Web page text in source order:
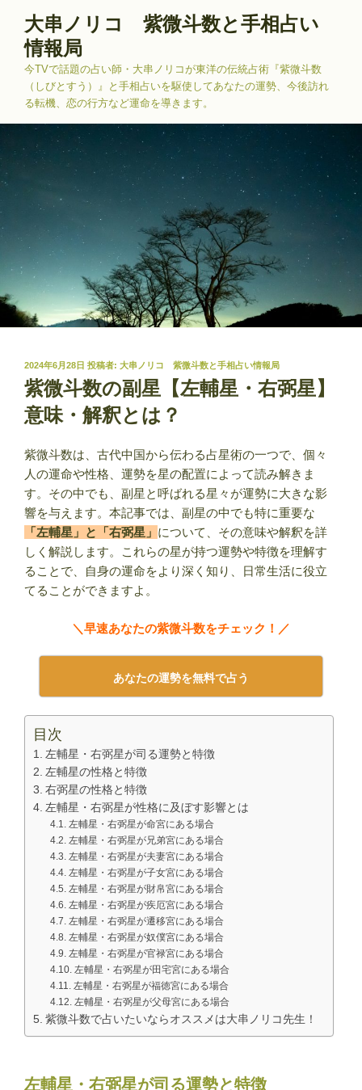
ス
ッ
プ
大串ノリコ 紫微斗数と手相占い
情報局
今TVで話題の占い師・大串ノリコが東洋の伝統占術『紫微斗数
（しびとすう）』と手相占いを駆使してあなたの運勢、今後訪れ
る転機、恋の行方など運命を導きます。
投
稿
日:
2024年6月28日 投稿者: 大串ノリコ 紫微斗数と手相占い情報局
紫微斗数の副星【左輔星・右弼星】
意味・解釈とは？
紫微斗数は、古代中国から伝わる占星術の一つで、個々
人の運命や性格、運勢を星の配置によって読み解きま
す。その中でも、副星と呼ばれる星々が運勢に大きな影
響を与えます。本記事では、副星の中でも特に重要な
「左輔星」と「右弼星」 について、その意味や解釈を詳
しく解説します。これらの星が持つ運勢や特徴を理解す
ることで、自身の運命をより深く知り、日常生活に役立
てることができますよ。
＼早速あなたの紫微斗数をチェック！／
あなたの運勢を無料で占う
目次
左輔星・右弼星が司る運勢と特徴
左輔星の性格と特徴
右弼星の性格と特徴
左輔星・右弼星が性格に及ぼす影響とは
左輔星・右弼星が命宮にある場合
左輔星・右弼星が兄弟宮にある場合
左輔星・右弼星が夫妻宮にある場合
左輔星・右弼星が子女宮にある場合
左輔星・右弼星が財帛宮にある場合
左輔星・右弼星が疾厄宮にある場合
左輔星・右弼星が遷移宮にある場合
左輔星・右弼星が奴僕宮にある場合
左輔星・右弼星が官禄宮にある場合
左輔星・右弼星が田宅宮にある場合
左輔星・右弼星が福徳宮にある場合
左輔星・右弼星が父母宮にある場合
紫微斗数で占いたいならオススメは大串ノリコ先生！
左輔星・右弼星が司る運勢と特徴